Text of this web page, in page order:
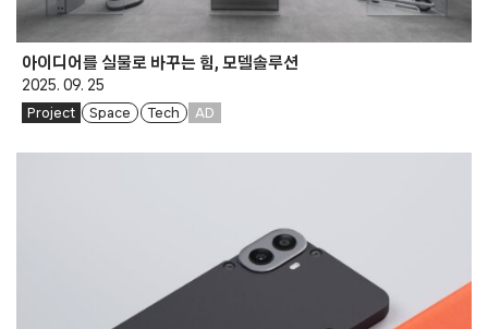
아이디어를 실물로 바꾸는 힘, 모델솔루션
2025. 09. 25
Project Space Tech AD